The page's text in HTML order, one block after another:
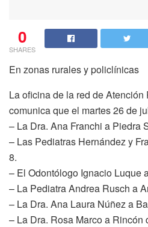
0
SHARES
En zonas rurales y policlínicas
La oficina de la red de Atención
comunica que el martes 26 de
– La Dra. Ana Franchi a Piedra
– Las Pediatras Hernández y
8.
– El Odontólogo Ignacio Luque
– La Pediatra Andrea Rusch a
– La Dra. Ana Laura Núñez a
– La Dra. Rosa Marco a Rincón